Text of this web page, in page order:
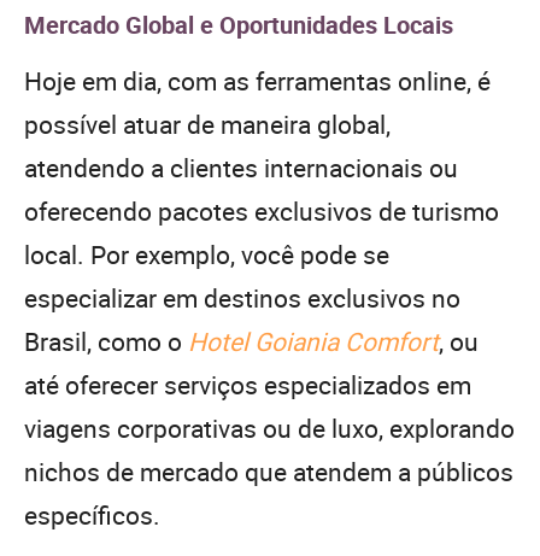
Mercado Global e Oportunidades Locais
Hoje em dia, com as ferramentas online, é
possível atuar de maneira global,
atendendo a clientes internacionais ou
oferecendo pacotes exclusivos de turismo
local. Por exemplo, você pode se
especializar em destinos exclusivos no
Brasil, como o Hotel Goiania Comfort, ou
até oferecer serviços especializados em
viagens corporativas ou de luxo, explorando
nichos de mercado que atendem a públicos
específicos.